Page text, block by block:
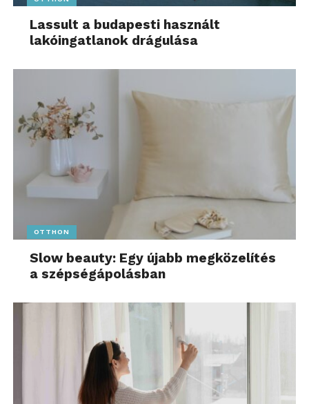
Lassult a budapesti használt
lakóingatlanok drágulása
OTTHON
Slow beauty: Egy újabb megközelítés
a szépségápolásban